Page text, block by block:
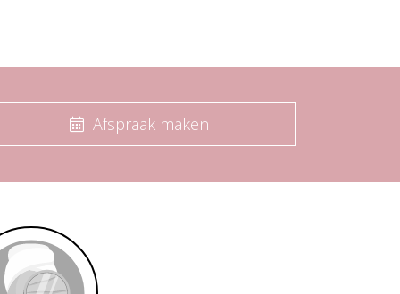
Afspraak maken